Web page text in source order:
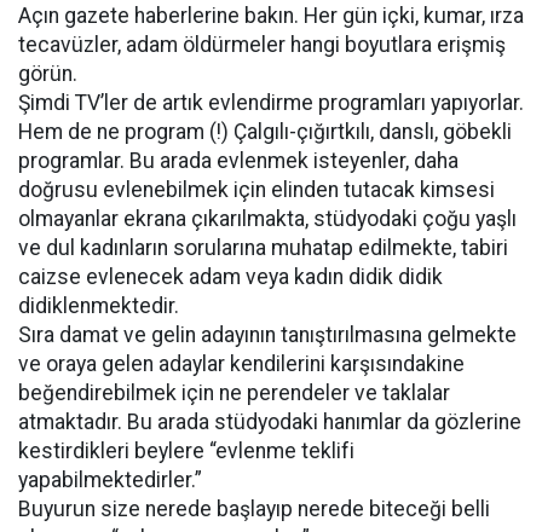
Açın gazete haberlerine bakın. Her gün içki, kumar, ırza
tecavüzler, adam öldürmeler hangi boyutlara erişmiş
görün.
Şimdi TV’ler de artık evlendirme programları yapıyorlar.
Hem de ne program (!) Çalgılı-çığırtkılı, danslı, göbekli
programlar. Bu arada evlenmek isteyenler, daha
doğrusu evlenebilmek için elinden tutacak kimsesi
olmayanlar ekrana çıkarılmakta, stüdyodaki çoğu yaşlı
ve dul kadınların sorularına muhatap edilmekte, tabiri
caizse evlenecek adam veya kadın didik didik
didiklenmektedir.
Sıra damat ve gelin adayının tanıştırılmasına gelmekte
ve oraya gelen adaylar kendilerini karşısındakine
beğendirebilmek için ne perendeler ve taklalar
atmaktadır. Bu arada stüdyodaki hanımlar da gözlerine
kestirdikleri beylere “evlenme teklifi
yapabilmektedirler.”
Buyurun size nerede başlayıp nerede biteceği belli